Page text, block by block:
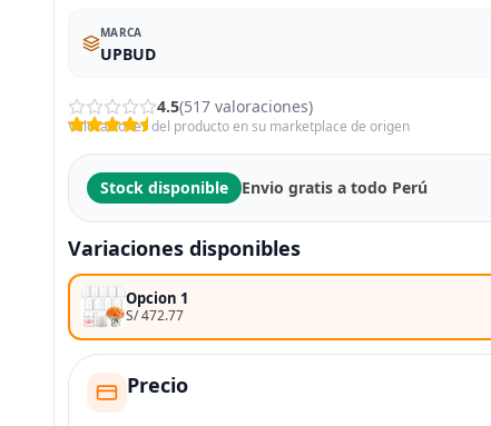
MARCA
UPBUD
4.5(517 valoraciones)
Valoraciones del producto en su marketplace de origen
Stock disponible Envio gratis a todo Perú
Variaciones disponibles
Opcion 1
S/ 472.77
Precio